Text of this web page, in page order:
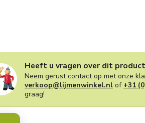
Heeft u vragen over dit
Neem gerust contact op met onze
verkoop@lijmenwinkel.nl of +31
graag!